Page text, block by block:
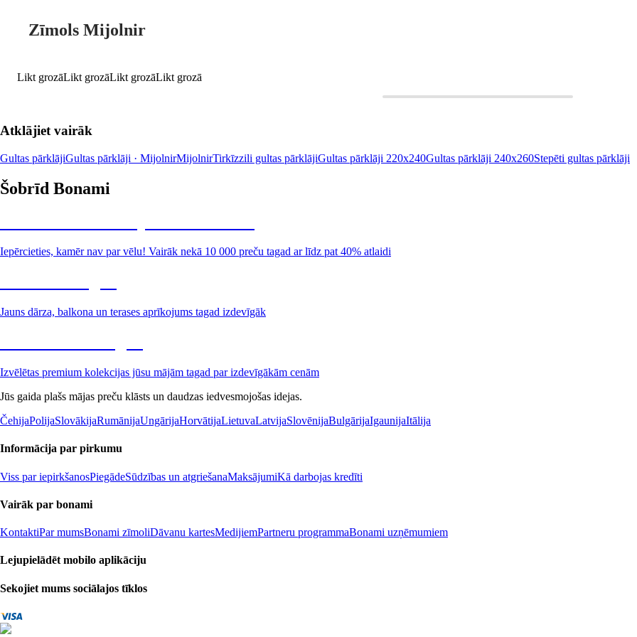
Zīmols Mijolnir
Likt grozāLikt grozāLikt grozāLikt grozā
Atklājiet vairāk
Gultas pārklājiGultas pārklāji · MijolnirMijolnirTirkīzzili gultas pārklājiGultas pārklāji 220x240Gultas pārklāji 240x260Stepēti gultas pārklāji
Šobrīd Bonami
Iepērcieties, kamēr nav par vēlu! Vairāk nekā 10 000 preču tagad ar līdz pat 40% atlaidi
Jauns dārza, balkona un terases aprīkojums tagad izdevīgāk
Izvēlētas premium kolekcijas jūsu mājām tagad par izdevīgākām cenām
Jūs gaida plašs mājas preču klāsts un daudzas iedvesmojošas idejas.
ČehijaPolijaSlovākijaRumānijaUngārijaHorvātijaLietuvaLatvijaSlovēnijaBulgārijaIgaunijaItālija
Informācija par pirkumu
Viss par iepirkšanosPiegādeSūdzības un atgriešanaMaksājumiKā darbojas kredīti
Vairāk par bonami
KontaktiPar mumsBonami zīmoliDāvanu kartesMedijiemPartneru programmaBonami uzņēmumiem
Lejupielādēt mobilo aplikāciju
Sekojiet mums sociālajos tīklos